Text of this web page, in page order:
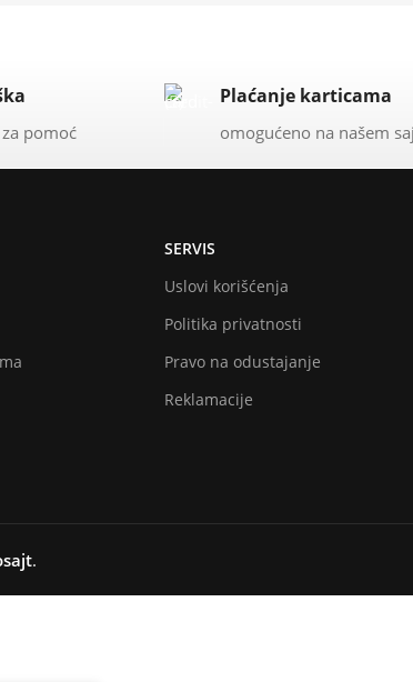
pomoć
Plaćanje karticama
omogućeno na našem
SERVIS
Uslovi korišćenja
Politika privatnosti
Pravo na odustajanje
Reklamacije
.